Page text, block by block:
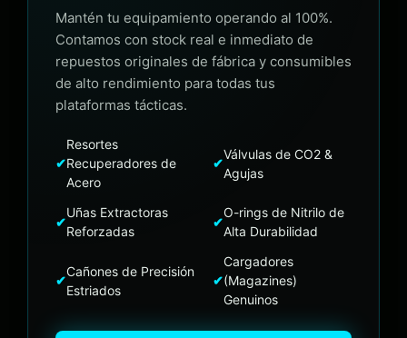
Mantén tu equipamiento operando al 100%.
Contamos con stock real e inmediato de
repuestos originales de fábrica y consumibles
de alto rendimiento para todas tus
plataformas tácticas.
✔
Resortes
Recuperadores de
Acero
✔
Válvulas de CO2 &
Agujas
✔
Uñas Extractoras
Reforzadas
✔
O-rings de Nitrilo de
Alta Durabilidad
✔
Cañones de Precisión
Estriados
✔
Cargadores
(Magazines)
Genuinos